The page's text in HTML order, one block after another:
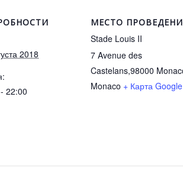
2018
22:00
МЕСТО
Stade Louis II
7 Avenue des
Castelans,98000
Monaco + Карта Google